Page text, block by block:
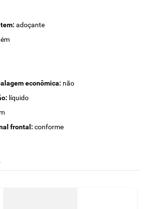
adoçante
econômica: não
líquido
frontal: conforme